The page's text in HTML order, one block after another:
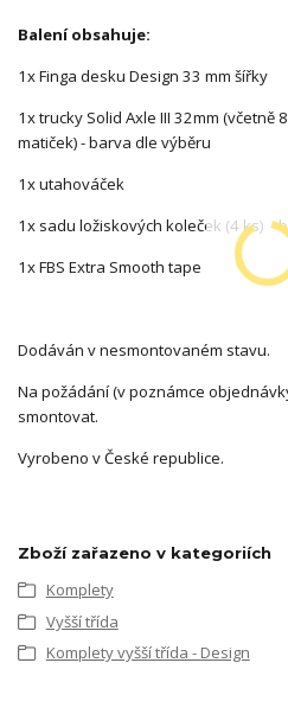
Balení obsahuje:
1x Finga desku Design 33 mm šířky
1x trucky Solid Axle III 32mm (včetně
matiček) - barva dle výběru
1x utahováček
1x sadu ložiskových koleček (4 ks) -
1x FBS Extra Smooth tape
Dodáván v nesmontovaném stavu.
Na požádání (v poznámce
smontovat.
Vyrobeno v České republice.
Zboží zařazeno v kategoriích
Komplety
Vyšší třída
Komplety vyšší třída - Design